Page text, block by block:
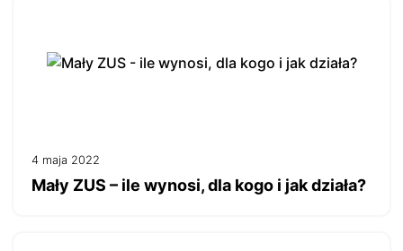
4 maja 2022
Mały ZUS – ile wynosi, dla kogo i jak działa?